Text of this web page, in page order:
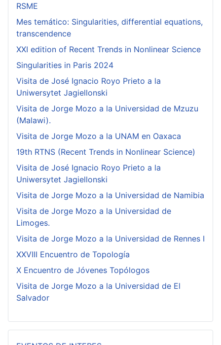
RSME
Mes temático: Singularities, differential equations,
transcendence
XXI edition of Recent Trends in Nonlinear Science
Singularities in Paris 2024
Visita de José Ignacio Royo Prieto a la
Uniwersytet Jagiellonski
Visita de Jorge Mozo a la Universidad de Mzuzu
(Malawi).
Visita de Jorge Mozo a la UNAM en Oaxaca
19th RTNS (Recent Trends in Nonlinear Science)
Visita de José Ignacio Royo Prieto a la
Uniwersytet Jagiellonski
Visita de Jorge Mozo a la Universidad de Namibia
Visita de Jorge Mozo a la Universidad de
Limoges.
Visita de Jorge Mozo a la Universidad de Rennes I
XXVIII Encuentro de Topología
X Encuentro de Jóvenes Topólogos
Visita de Jorge Mozo a la Universidad de El
Salvador